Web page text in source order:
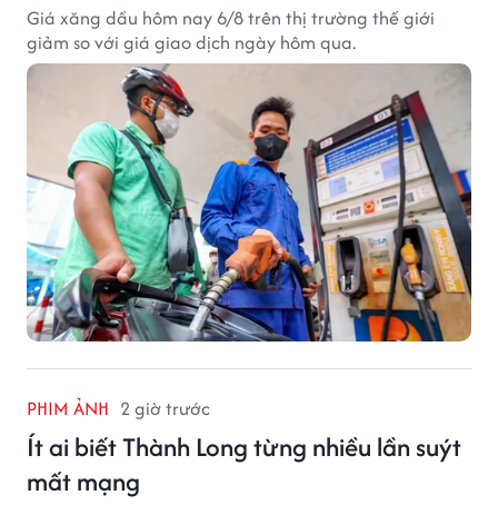
Giá xăng dầu hôm nay 6/8 trên thị trường thế giới
giảm so với giá giao dịch ngày hôm qua.
PHIM ẢNH 2 giờ trước
Ít ai biết Thành Long từng nhiều lần suýt
mất mạng